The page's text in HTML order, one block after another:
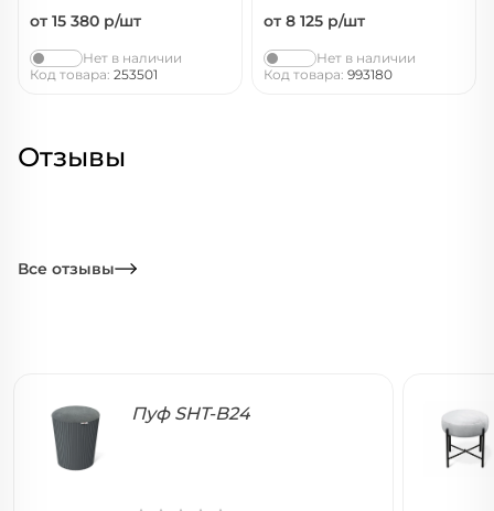
от 15 380 р/шт
Нет в наличии
Код товара: 253501
от 8 125 р/шт
Нет в наличии
Код товара: 993180
Отзывы
Все отзывы
Пуф SHT-B24